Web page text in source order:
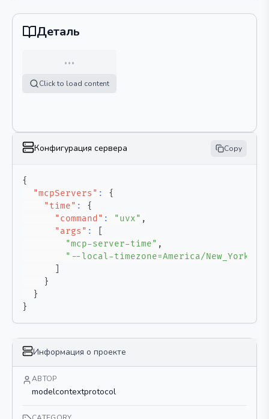
Деталь
…
Click to load content
Конфигурация сервера Copy
{
"mcpServers" :
{
"time" :
{
"command" : "uvx" ,
"args" :
"mcp-server-time" ,
"--local-timezone=America/New_York"
}
}
}
Информация о проекте
АВТОР
modelcontextprotocol